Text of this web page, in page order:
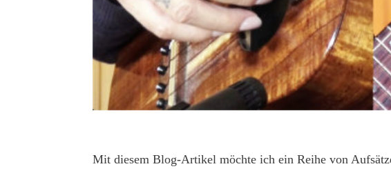
Mit diesem Blog-Artikel möchte ich ein Reihe von